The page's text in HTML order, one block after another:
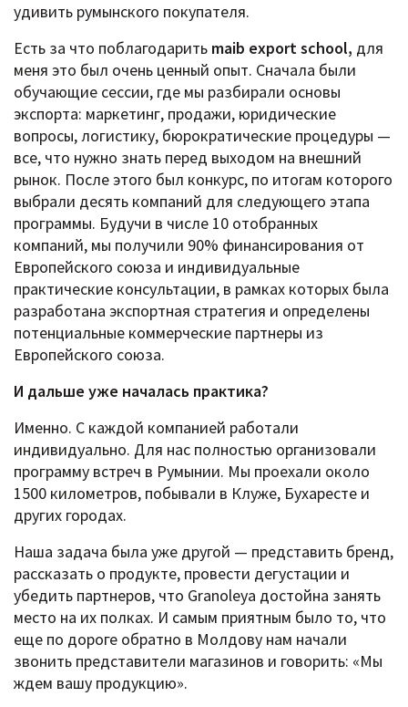
удивить румынского покупателя.
Есть за что поблагодарить maib export school, для
меня это был очень ценный опыт. Сначала были
обучающие сессии, где мы разбирали основы
экспорта: маркетинг, продажи, юридические
вопросы, логистику, бюрократические процедуры —
все, что нужно знать перед выходом на внешний
рынок. После этого был конкурс, по итогам которого
выбрали десять компаний для следующего этапа
программы. Будучи в числе 10 отобранных
компаний, мы получили 90% финансирования от
Европейского союза и индивидуальные
практические консультации, в рамках которых была
разработана экспортная стратегия и определены
потенциальные коммерческие партнеры из
Европейского союза.
И дальше уже началась практика?
Именно. С каждой компанией работали
индивидуально. Для нас полностью организовали
программу встреч в Румынии. Мы проехали около
1500 километров, побывали в Клуже, Бухаресте и
других городах.
Наша задача была уже другой — представить бренд,
рассказать о продукте, провести дегустации и
убедить партнеров, что Granoleya достойна занять
место на их полках. И самым приятным было то, что
еще по дороге обратно в Молдову нам начали
звонить представители магазинов и говорить: «Мы
ждем вашу продукцию».